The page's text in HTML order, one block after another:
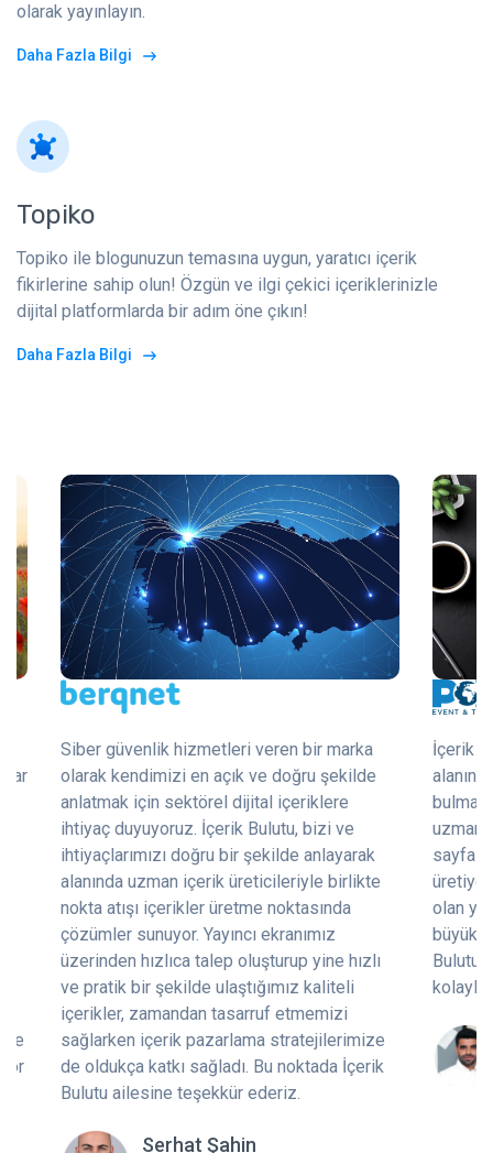
olarak yayınlayın.
Daha Fazla Bilgi
Topiko
Topiko ile blogunuzun temasına uygun, yaratıcı içerik
fikirlerine sahip olun! Özgün ve ilgi çekici içeriklerinizle
dijital platformlarda bir adım öne çıkın!
Daha Fazla Bilgi
Siber güvenlik hizmetleri veren bir marka
olarak kendimizi en açık ve doğru şekilde
anlatmak için sektörel dijital içeriklere
ihtiyaç duyuyoruz. İçerik Bulutu, bizi ve
ihtiyaçlarımızı doğru bir şekilde anlayarak
alanında uzman içerik üreticileriyle birlikte
nokta atışı içerikler üretme noktasında
çözümler sunuyor. Yayıncı ekranımız
üzerinden hızlıca talep oluşturup yine hızlı
ve pratik bir şekilde ulaştığımız kaliteli
içerikler, zamandan tasarruf etmemizi
sağlarken içerik pazarlama stratejilerimize
de oldukça katkı sağladı. Bu noktada İçerik
Bulutu ailesine teşekkür ederiz.
Serhat Şahin
İçerik
bulmak
uzman
olan
büyük
Bulutu,